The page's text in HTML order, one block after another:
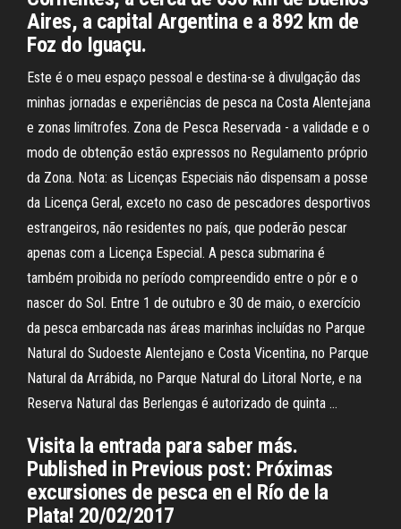
Aires, a capital Argentina e a 892 km de
Foz do Iguaçu.
Este é o meu espaço pessoal e destina-se à divulgação das
minhas jornadas e experiências de pesca na Costa Alentejana
e zonas limítrofes. Zona de Pesca Reservada - a validade e o
modo de obtenção estão expressos no Regulamento próprio
da Zona. Nota: as Licenças Especiais não dispensam a posse
da Licença Geral, exceto no caso de pescadores desportivos
estrangeiros, não residentes no país, que poderão pescar
apenas com a Licença Especial. A pesca submarina é
também proibida no período compreendido entre o pôr e o
nascer do Sol. Entre 1 de outubro e 30 de maio, o exercício
da pesca embarcada nas áreas marinhas incluídas no Parque
Natural do Sudoeste Alentejano e Costa Vicentina, no Parque
Natural da Arrábida, no Parque Natural do Litoral Norte, e na
Reserva Natural das Berlengas é autorizado de quinta …
Visita la entrada para saber más.
Published in Previous post: Próximas
excursiones de pesca en el Río de la
Plata! 20/02/2017